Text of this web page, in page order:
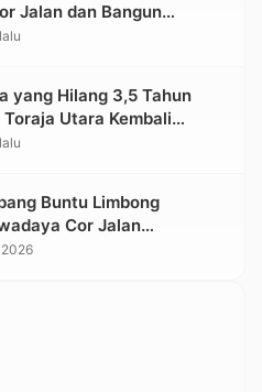
Jalan dan Bangun
yang Hilang 3,5 Tahun
Toraja Utara Kembali
Buntu Limbong
Cor Jalan
Meter
2026